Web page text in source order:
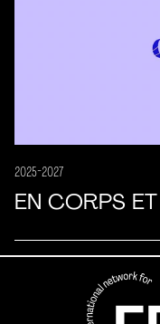
2025-2027
EN CORPS